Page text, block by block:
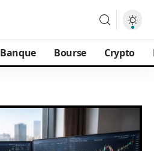
Banque Bourse Crypto